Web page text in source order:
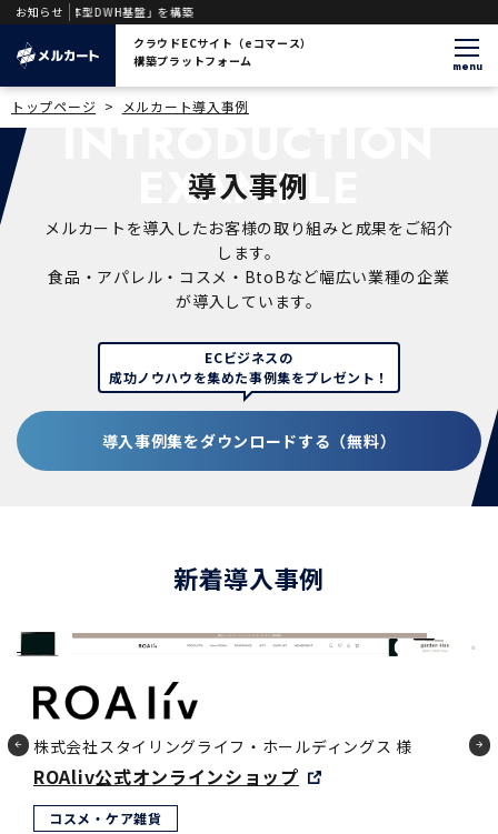
お知らせ
ント一体型DWH基盤」を構築
クラウドECサイト（eコマース）
構築プラットフォーム
menu
トップページ > メルカート導入事例
導入事例
EXAMPLE
メルカートを導入したお客様の取り組みと成果をご紹介
します。
食品・アパレル・コスメ・BtoBなど幅広い業種の企業
が導入しています。
ECビジネスの
成功ノウハウを集めた事例集をプレゼント！
導入事例集をダウンロードする（無料）
新着導入事例
株式会社スタイリングライフ・ホールディングス 様
BCL公式オンラインショップ
コスメ・ケア雑貨